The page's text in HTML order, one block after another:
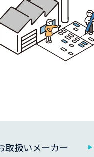
取扱いメーカー